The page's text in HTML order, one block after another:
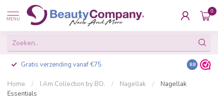
MENU
0
Gratis verzending vanaf €75 Besteld
8.8
Home / I.Am Collection by BO. / Nagellak /
Nagellak
Essentials